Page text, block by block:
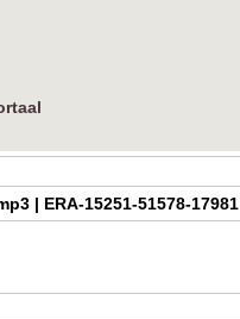
| ERA-15251-51578-17981